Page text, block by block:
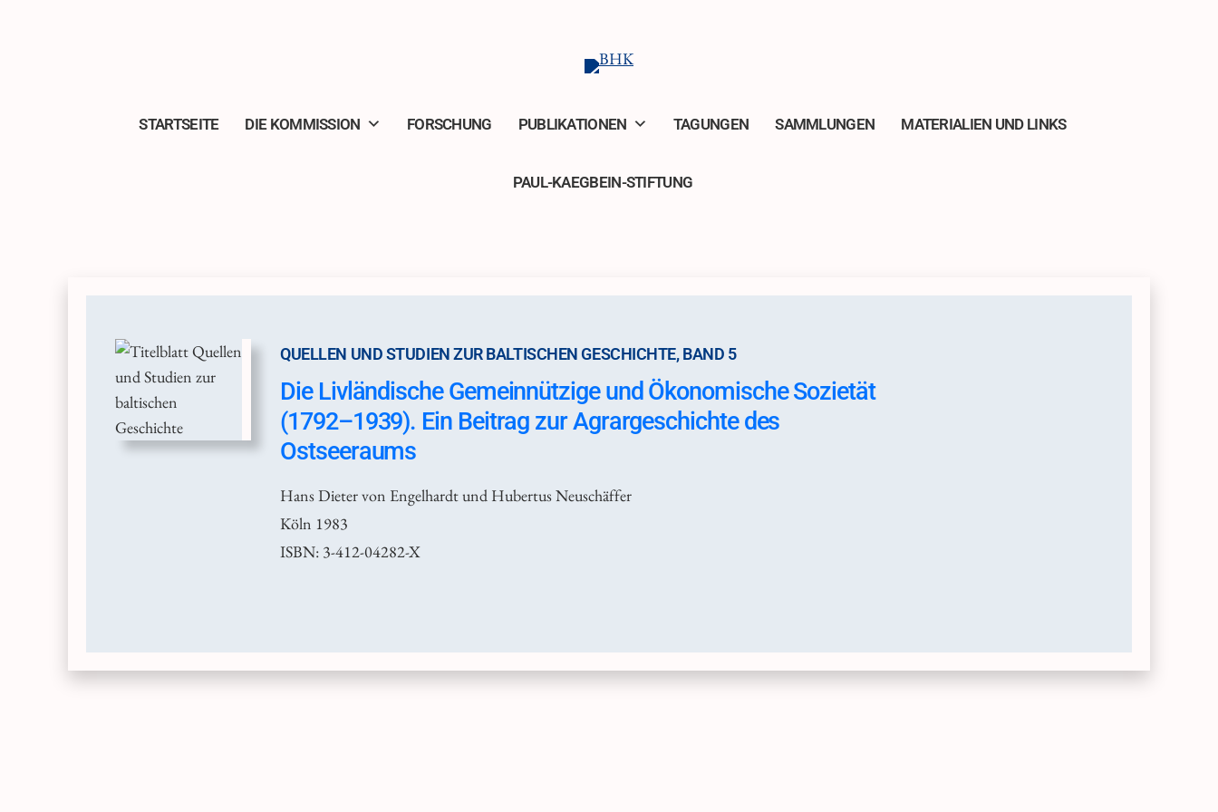
STARTSEITE DIE KOMMISSION FORSCHUNG PUBLIKATIONEN TAGUNGEN SAMMLUNGEN MATERIALIEN UND LINKS
PAUL-KAEGBEIN-STIFTUNG
QUELLEN UND STUDIEN ZUR BALTISCHEN GESCHICHTE, BAND 5
Die Livländische Gemeinnützige und Ökonomische Sozietät
(1792–1939). Ein Beitrag zur Agrargeschichte des
Ostseeraums
Hans Dieter von Engelhardt und Hubertus Neuschäffer
Köln 1983
ISBN: 3-412-04282-X